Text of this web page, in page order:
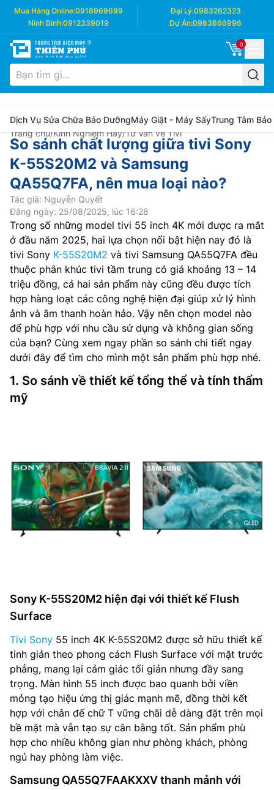
Mua Hàng Online:0918969699 Đại Lý:0983262323
Ninh Bình:0912339019 Dự Án:0983666996
0
Dịch Vụ Sửa Chữa Bảo DưỡngMáy Giặt - Máy SấyTrung Tâm Bảo
Trang chủ/Kinh Nghiệm Hay/Tư Vấn về Tivi
So sánh chất lượng giữa tivi Sony
K-55S20M2 và Samsung
QA55Q7FA, nên mua loại nào?
Tác giả: Nguyễn Quyết
Đăng ngày: 25/08/2025, lúc 16:28
Trong số những model tivi 55 inch 4K mới được ra mắt
ở đầu năm 2025, hai lựa chọn nổi bật hiện nay đó là
tivi Sony K-55S20M2 và tivi Samsung QA55Q7FA đều
thuộc phân khúc tivi tầm trung có giá khoảng 13 – 14
triệu đồng, cả hai sản phẩm này cũng đều được tích
hợp hàng loạt các công nghệ hiện đại giúp xử lý hình
ảnh và âm thanh hoàn hảo. Vậy nên chọn model nào
để phù hợp với nhu cầu sử dụng và không gian sống
của bạn? Cùng xem ngay phần so sánh chi tiết ngay
dưới đây để tìm cho mình một sản phẩm phù hợp nhé.
1. So sánh về thiết kế tổng thể và tính thẩm
mỹ
Sony K-55S20M2 hiện đại với thiết kế Flush
Surface
Tivi Sony 55 inch 4K K-55S20M2 được sở hữu thiết kế
tinh giản theo phong cách Flush Surface với mặt trước
phẳng, mang lại cảm giác tối giản nhưng đầy sang
trọng. Màn hình 55 inch được bao quanh bởi viền
mỏng tạo hiệu ứng thị giác mạnh mẽ, đồng thời kết
hợp với chân đế chữ T vững chãi dễ dàng đặt trên mọi
bề mặt mà vẫn tạo sự cân bằng tốt. Sản phẩm phù
hợp cho nhiều không gian như phòng khách, phòng
ngủ hay phòng làm việc.
Samsung QA55Q7FAAKXXV thanh mảnh với